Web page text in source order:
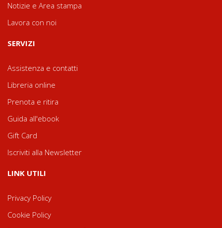
Notizie e Area stampa
Lavora con noi
SERVIZI
Assistenza e contatti
Libreria online
Prenota e ritira
Guida all'ebook
Gift Card
Iscriviti alla Newsletter
LINK UTILI
Privacy Policy
Cookie Policy